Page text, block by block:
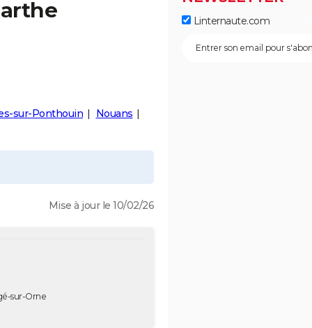
sur-Ponthouin
Nouans
Mise à jour le 10/02/26
sur-Orne
Linternaute.com